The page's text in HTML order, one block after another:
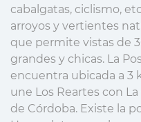
cabalgatas, ciclismo,
arroyos y vertientes
que permite vistas de
grandes y chicas. La
encuentra ubicada a 3
une Los Reartes con
de Córdoba. Existe la